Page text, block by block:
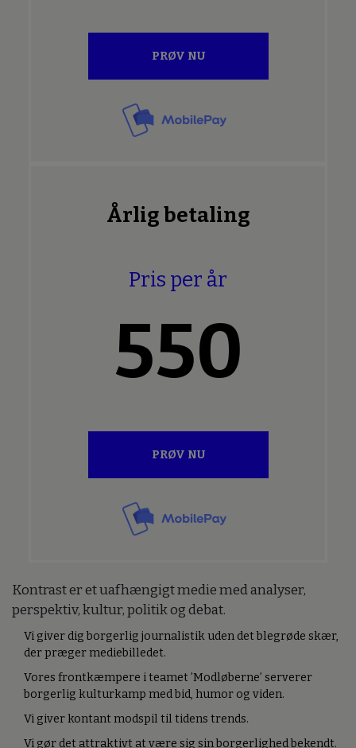
PRØV NU
Årlig betaling
Pris per år
550
PRØV NU
Kontrast er et uafhængigt medie med analyser,
perspektiv, kultur, politik og debat.
Vi giver dig borgerlig journalistik uden det blegrøde skær,
der præger mediebilledet.
Vores frontkæmpere i teamet ’Modløberne’ serverer
borgerlig kulturkamp med bid, humor og viden.
Vi giver kontant modspil til tidens trends.
Vi gør det attraktivt at være sig sin borgerlighed bekendt.